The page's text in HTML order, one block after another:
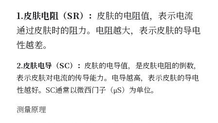
1.皮肤电阻（SR）： 皮肤的电阻值，表示电流
通过皮肤时的阻力。电阻越大，表示皮肤的导电
性越差。
2.皮肤电导（SC）： 皮肤的电导值，是皮肤电阻的倒数，
表示皮肤对电流的传导能力。电导越高，表示皮肤的导电
性越好。SC通常以微西门子（μS）为单位。
测量原理